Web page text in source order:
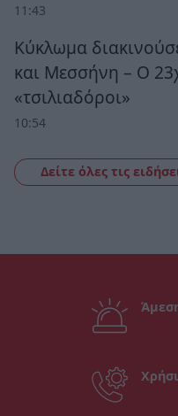
11:43
Κύκλωμα
και Μεσσήνη – Ο
«τσιλιαδόροι»
10:54
Δείτε όλες τις